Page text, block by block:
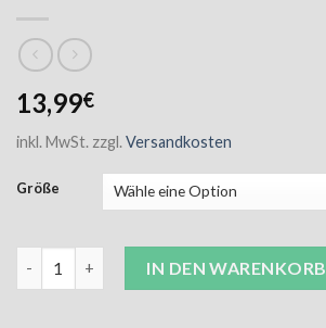
13,99€
inkl. MwSt. zzgl. Versandkosten
Größe
IN DEN WARENKORB